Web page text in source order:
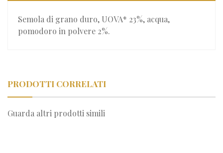
Semola di grano duro, UOVA* 23%, acqua,
pomodoro in polvere 2%.
PRODOTTI CORRELATI
Guarda altri prodotti simili